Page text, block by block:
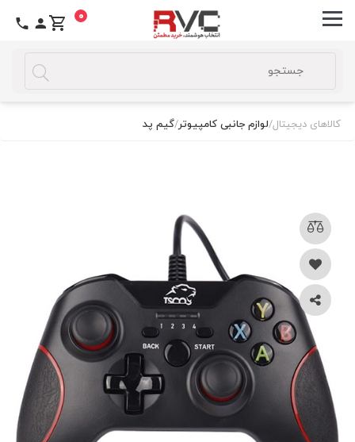
0
کالاهای دیجیتال/لوازم جانبی کامپیوتر/گیم پد